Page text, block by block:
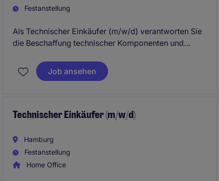
Festanstellung
Als Technischer Einkäufer (m/w/d) verantworten Sie
die Beschaffung technischer Komponenten und
Materialversorgung sicher. Sie arbeiten eng mit
Technik, Produktion und Lieferanten zusammen, um
Job ansehen
Technischer Einkäufer (m/w/d)
Hamburg
Festanstellung
Home Office